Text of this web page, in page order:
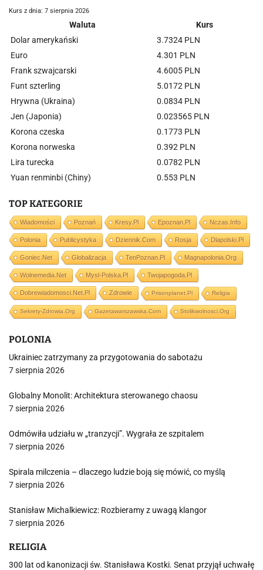
Kurs z dnia: 7 sierpnia 2026
Waluta
Kurs
Dolar amerykański
3.7324 PLN
Euro
4.301 PLN
Frank szwajcarski
4.6005 PLN
Funt szterling
5.0172 PLN
Hrywna (Ukraina)
0.0834 PLN
Jen (Japonia)
0.023565 PLN
Korona czeska
0.1773 PLN
Korona norweska
0.392 PLN
Lira turecka
0.0782 PLN
Yuan renminbi (Chiny)
0.553 PLN
TOP KATEGORIE
Wiadomości Poznań Kresy.pl Epoznan.pl Nczas.info
Polonia Publicystyka Dziennik.com Rosja Dlapolski.pl
Goniec.net Globalizacja TenPoznan.pl Magnapolonia.org
Wolnemedia.net Mysl-Polska.pl Twojapogoda.pl
Dobrewiadomosci.net.pl Zdrowie Prisonplanet.pl Religia
Sekrety-Zdrowia.org Gazetawarszawska.com Stolikwolnosci.org
POLONIA
Ukrainiec zatrzymany za przygotowania do sabotażu
7 sierpnia 2026
Globalny Monolit: Architektura sterowanego chaosu
7 sierpnia 2026
Odmówiła udziału w „tranzycji”. Wygrała ze szpitalem
7 sierpnia 2026
Spirala milczenia – dlaczego ludzie boją się mówić, co myślą
7 sierpnia 2026
Stanisław Michalkiewicz: Rozbieramy z uwagą klangor
7 sierpnia 2026
RELIGIA
300 lat od kanonizacji św. Stanisława Kostki. Senat przyjął uchwałę